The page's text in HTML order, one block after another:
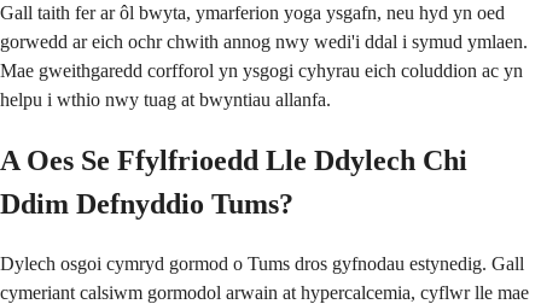
Gall taith fer ar ôl bwyta, ymarferion yoga ysgafn, neu hyd yn oed
gorwedd ar eich ochr chwith annog nwy wedi'i ddal i symud ymlaen.
Mae gweithgaredd corfforol yn ysgogi cyhyrau eich coluddion ac yn
helpu i wthio nwy tuag at bwyntiau allanfa.
A Oes Se Ffylfrioedd Lle Ddylech Chi
Ddim Defnyddio Tums?
Dylech osgoi cymryd gormod o Tums dros gyfnodau estynedig. Gall
cymeriant calsiwm gormodol arwain at hypercalcemia, cyflwr lle mae